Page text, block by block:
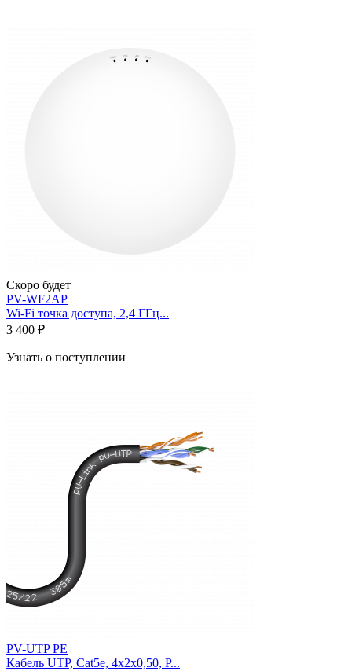
Скоро будет
PV-WF2AP
Wi-Fi точка доступа, 2,4 ГГц...
3 400 ₽
Узнать о поступлении
PV-UTP PE
Кабель UTP, Cat5e, 4х2х0,50, P...